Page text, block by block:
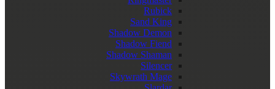
Rubick
Sand King
Shadow Demon
Shadow Fiend
Shadow Shaman
Silencer
Skywrath Mage